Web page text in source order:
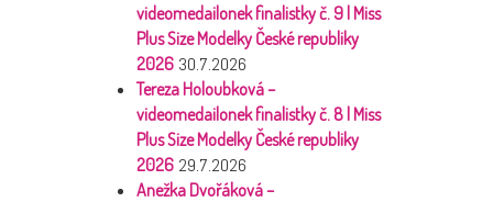
videomedailonek finalistky č. 9 | Miss
Plus Size Modelky České republiky
2026 30.7.2026
Tereza Holoubková –
videomedailonek finalistky č. 8 | Miss
Plus Size Modelky České republiky
2026 29.7.2026
Anežka Dvořáková –